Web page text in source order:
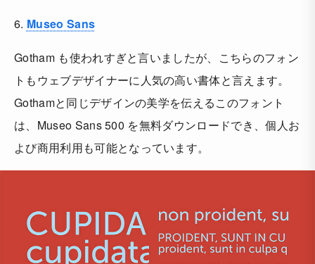
6. Museo Sans
Gotham も使われすぎと言いましたが、こちらのフォン
トもウェブデザイナーに人気の高い書体と言えます。
Gothamと同じデザインの美学を伝えるこのフォント
は、Museo Sans 500 を無料ダウンロードでき、個人お
よび商用利用も可能となっています。